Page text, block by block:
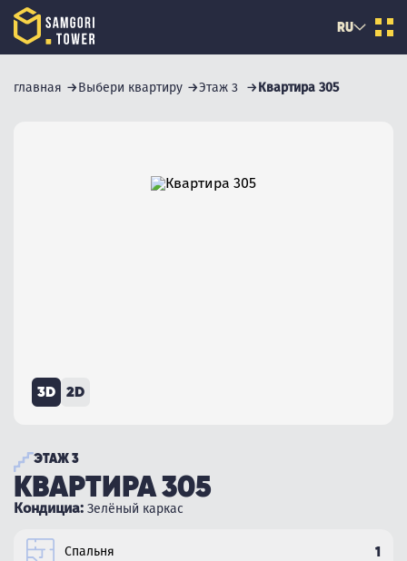
RU
главная Выбери квартиру Этаж 3 Квартира 305
3D 2D
ЭТАЖ 3
КВАРТИРА 305
Кондициа: Зелёный каркас
Спальня 1